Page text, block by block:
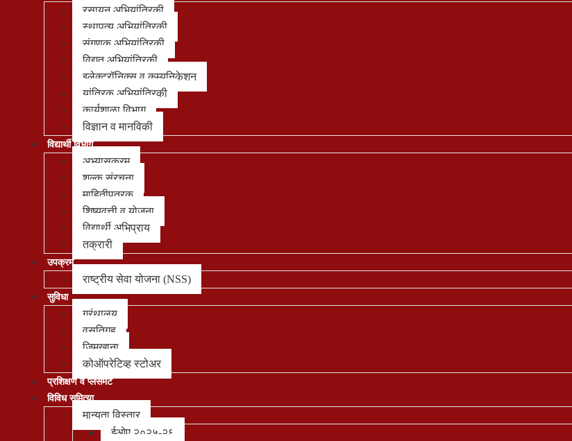
रसायन अभियांत्रिकी
स्थापत्य अभियांत्रिकी
संगणक अभियांत्रिकी
विद्युत अभियांत्रिकी
इलेक्ट्रॉनिक्स व कम्युनिकेशन
यांत्रिक अभियांत्रिकी
कार्यशाळा विभाग
विज्ञान व मानविकी
विद्यार्थी विभाग
अभ्यासक्रम
शुल्क संरचना
माहितीपत्रक
शिष्यवृत्ती व योजना
विद्यार्थी अभिप्राय
तक्रारी
उपक्रम
राष्ट्रीय सेवा योजना (NSS)
सुविधा
ग्रंथालय
वसतिगृह
जिमखाना
कोऑपरेटिव्ह स्टोअर
प्रशिक्षण व प्लेसमेंट
विविध समित्या
मान्यता विस्तार
ईओए २०२५-२६